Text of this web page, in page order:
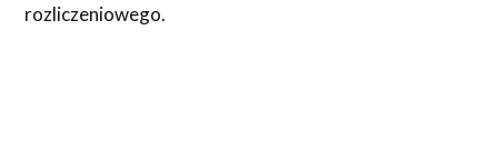
rozliczeniowego.